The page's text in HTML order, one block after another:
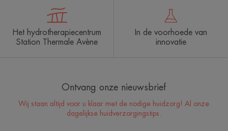
Het hydrotherapiecentrum
Station Thermale Avène
In de voorhoede van
innovatie
Ontvang onze nieuwsbrief
Wij staan altijd voor u klaar met de nodige huidzorg! Al onze
dagelijkse huidverzorgingstips.